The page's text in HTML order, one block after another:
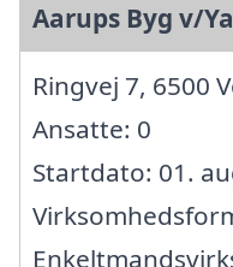
Aarups Byg v/
Ringvej 7, 6500
Ansatte: 0
Startdato: 01.